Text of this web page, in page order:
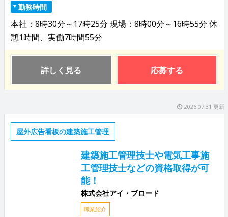
勤務時間
本社：8時30分～17時25分 現場：8時00分～16時55分 休
憩1時間、実働7時間55分
詳しく見る 応募する
2026.07.31 更新
屋外広告看板の建築施工管理
建築施工管理技士や電気工事施
工管理技士などの資格取得が可
能！
株式会社アイ・ブロード
職業紹介